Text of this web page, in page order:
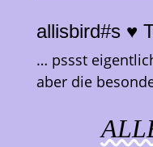
allisbird#s ♥️
… pssst
aber die